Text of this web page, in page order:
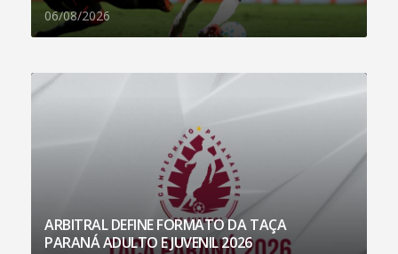
06/08/2026
ARBITRAL DEFINE FORMATO DA TAÇA
PARANÁ ADULTO E JUVENIL 2026